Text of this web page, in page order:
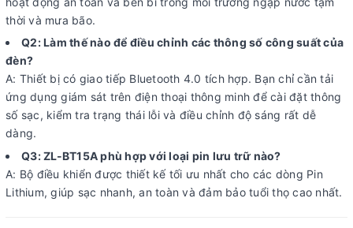
thời và mưa bão.
Q2: Làm thế nào để điều chỉnh các thông số công suất của
đèn?
A: Thiết bị có giao tiếp Bluetooth 4.0 tích hợp. Bạn chỉ cần tải
ứng dụng giám sát trên điện thoại thông minh để cài đặt thông
số sạc, kiểm tra trạng thái lỗi và điều chỉnh độ sáng rất dễ
dàng.
Q3: ZL-BT15A phù hợp với loại pin lưu trữ nào?
A: Bộ điều khiển được thiết kế tối ưu nhất cho các dòng Pin
Lithium, giúp sạc nhanh, an toàn và đảm bảo tuổi thọ cao nhất.